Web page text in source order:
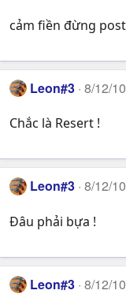
cảm fiền đừng
Leon#3 8/12/10
Chắc là Resert !
Leon#3 8/12/10
Đâu phải bựa !
Leon#3 8/12/10